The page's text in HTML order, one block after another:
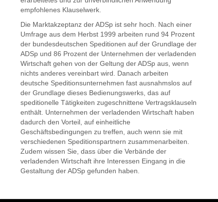
empfohlenes Klauselwerk.
Die Marktakzeptanz der ADSp ist sehr hoch. Nach einer
Umfrage aus dem Herbst 1999 arbeiten rund 94 Prozent
der bundesdeutschen Speditionen auf der Grundlage der
ADSp und 86 Prozent der Unternehmen der verladenden
Wirtschaft gehen von der Geltung der ADSp aus, wenn
nichts anderes vereinbart wird. Danach arbeiten
deutsche Speditionsunternehmen fast ausnahmslos auf
der Grundlage dieses Bedienungswerks, das auf
speditionelle Tätigkeiten zugeschnittene Vertragsklauseln
enthält. Unternehmen der verladenden Wirtschaft haben
dadurch den Vorteil, auf einheitliche
Geschäftsbedingungen zu treffen, auch wenn sie mit
verschiedenen Speditionspartnern zusammenarbeiten.
Zudem wissen Sie, dass über die Verbände der
verladenden Wirtschaft ihre Interessen Eingang in die
Gestaltung der ADSp gefunden haben.